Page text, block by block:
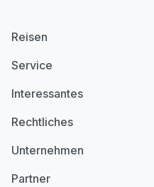
Reisen
Service
Interessantes
Rechtliches
Unternehmen
Partner